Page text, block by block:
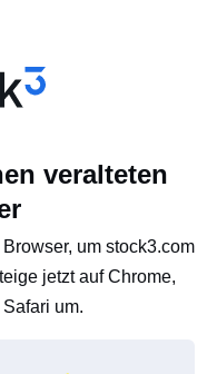
veralteten
um stock3.com
jetzt auf Chrome,
um.